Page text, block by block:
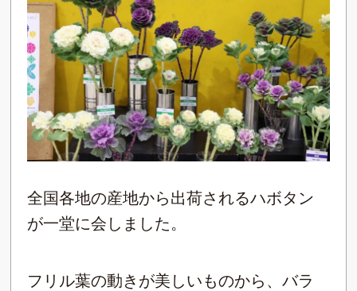
全国各地の産地から出荷されるハボタン
が一堂に会しました。
フリル葉の動きが美しいものから、バラ